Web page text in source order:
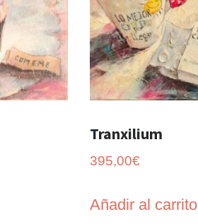
Tranxilium
395,00€
Añadir al carrito